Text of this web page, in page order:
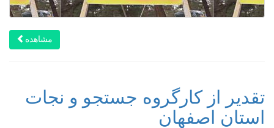
مشاهده
تقدیر از کارگروه جستجو و نجات
استان اصفهان